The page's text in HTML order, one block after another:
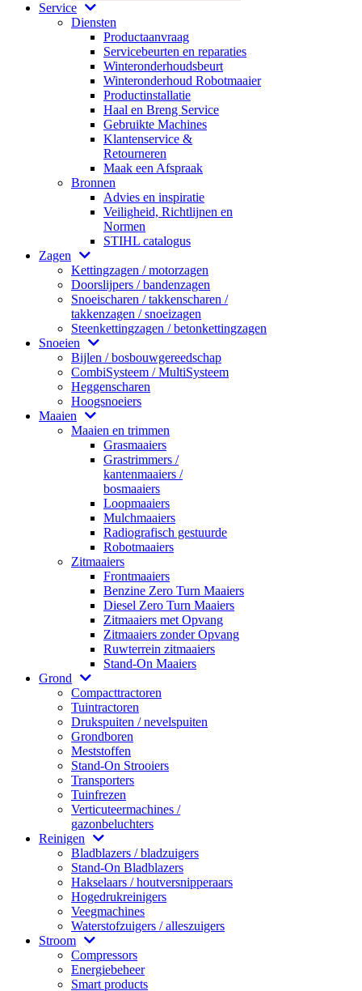
Service
Diensten
Productaanvraag
Servicebeurten en reparaties
Winteronderhoudsbeurt
Winteronderhoud Robotmaaier
Productinstallatie
Haal en Breng Service
Gebruikte Machines
Klantenservice &
Retourneren
Maak een Afspraak
Bronnen
Advies en inspiratie
Veiligheid, Richtlijnen en
Normen
STIHL catalogus
Zagen
Kettingzagen / motorzagen
Doorslijpers / bandenzagen
Snoeischaren / takkenscharen /
takkenzagen / snoeizagen
Steenkettingzagen / betonkettingzagen
Snoeien
Bijlen / bosbouwgereedschap
CombiSysteem / MultiSysteem
Heggenscharen
Hoogsnoeiers
Maaien
Maaien en trimmen
Grasmaaiers
Grastrimmers /
kantenmaaiers /
bosmaaiers
Loopmaaiers
Mulchmaaiers
Radiografisch gestuurde
Robotmaaiers
Zitmaaiers
Frontmaaiers
Benzine Zero Turn Maaiers
Diesel Zero Turn Maaiers
Zitmaaiers met Opvang
Zitmaaiers zonder Opvang
Ruwterrein zitmaaiers
Stand-On Maaiers
Grond
Compacttractoren
Tuintractoren
Drukspuiten / nevelspuiten
Grondboren
Meststoffen
Stand-On Strooiers
Transporters
Tuinfrezen
Verticuteermachines /
gazonbeluchters
Reinigen
Bladblazers / bladzuigers
Stand-On Bladblazers
Hakselaars / houtversnipperaars
Hogedrukreinigers
Veegmachines
Waterstofzuigers / alleszuigers
Stroom
Compressors
Energiebeheer
Smart products